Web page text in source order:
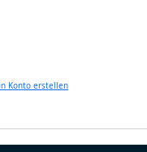
Konto erstellen